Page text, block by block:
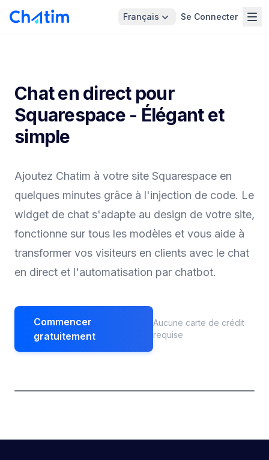
Français Se Connecter
Chat en direct pour
Squarespace - Élégant et
simple
Ajoutez Chatim à votre site Squarespace en
quelques minutes grâce à l'injection de code. Le
widget de chat s'adapte au design de votre site,
fonctionne sur tous les modèles et vous aide à
transformer vos visiteurs en clients avec le chat
en direct et l'automatisation par chatbot.
Commencer
gratuitement
Aucune carte de crédit
requise